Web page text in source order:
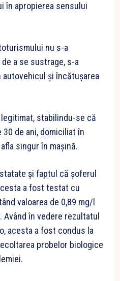
în apropierea sensului
nu s-a
a se sustrage, s-a
și încătușarea
stabilindu-se că
de ani, domiciliat în
singur în mașină.
și faptul că șoferul
a fost testat cu
valoarea de 0,89 mg/l
în vedere rezultatul
acesta a fost condus la
probelor biologice